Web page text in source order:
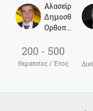
Αλασεϊρλής
Δημοσθένης
Ορθοπεδικός
200 - 500
Θεραπείες / Έτος